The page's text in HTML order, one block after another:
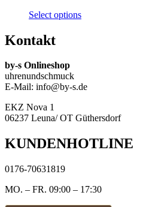
Select options
Kontakt
by-s Onlineshop
uhrenundschmuck
E-Mail: info@by-s.de
EKZ Nova 1
06237 Leuna/ OT Güthersdorf
KUNDENHOTLINE
0176-70631819
MO. – FR. 09:00 – 17:30